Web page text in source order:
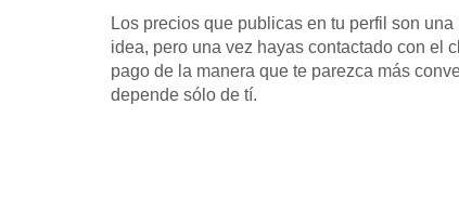
Los precios que publicas en tu perfil son
idea, pero una vez hayas contactado con el
pago de la manera que te parezca más
depende sólo de tí.